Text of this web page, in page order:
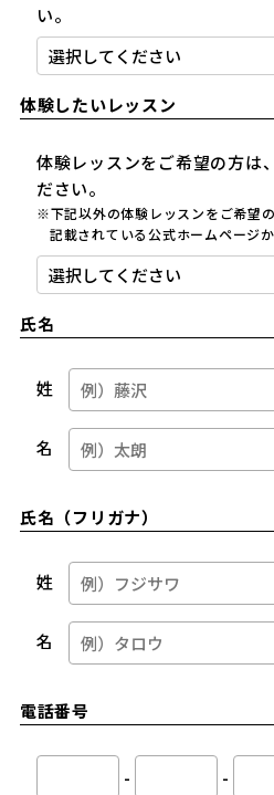
い。
体験したいレッスン
体験レッスンをご希望の方は
ださい。
※下記以外の体験レッスンをご希望の
記載されている公式ホームページ
氏名
姓
名
氏名（フリガナ）
姓
名
電話番号
- -